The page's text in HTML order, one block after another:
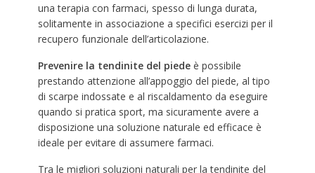
una terapia con farmaci, spesso di lunga durata,
solitamente in associazione a specifici esercizi per il
recupero funzionale dell’articolazione.
Prevenire la tendinite del piedeè possibile
prestando attenzione all’appoggio del piede, al tipo
di scarpe indossate e al riscaldamento da eseguire
quando si pratica sport, ma sicuramente avere a
disposizione una soluzione naturale ed efficace è
ideale per evitare di assumere farmaci.
Tra le migliori soluzioni naturali per la tendinite del